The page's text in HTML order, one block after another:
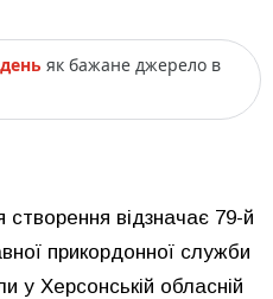
як бажане джерело в
відзначає 79-й
прикордонної служби
у Херсонській обласній